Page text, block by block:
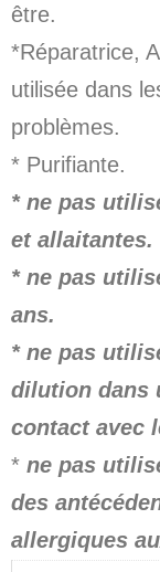
être.
*Réparatrice,
utilisée dans
problèmes.
* Purifiante.
* ne pas
et allaitantes.
* ne pas
ans.
* ne pas
dilution dans
contact avec
* ne pas
des
allergiques